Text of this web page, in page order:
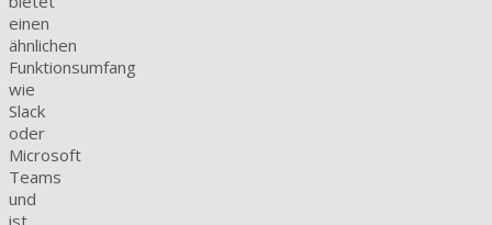
einen
ähnlichen
Funktionsumfang
wie
Slack
oder
Microsoft
Teams
und
ist